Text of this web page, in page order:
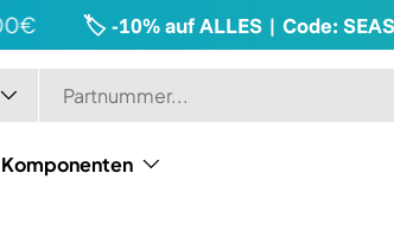
🏷️ -10% auf ALLES | Code:
Komponenten